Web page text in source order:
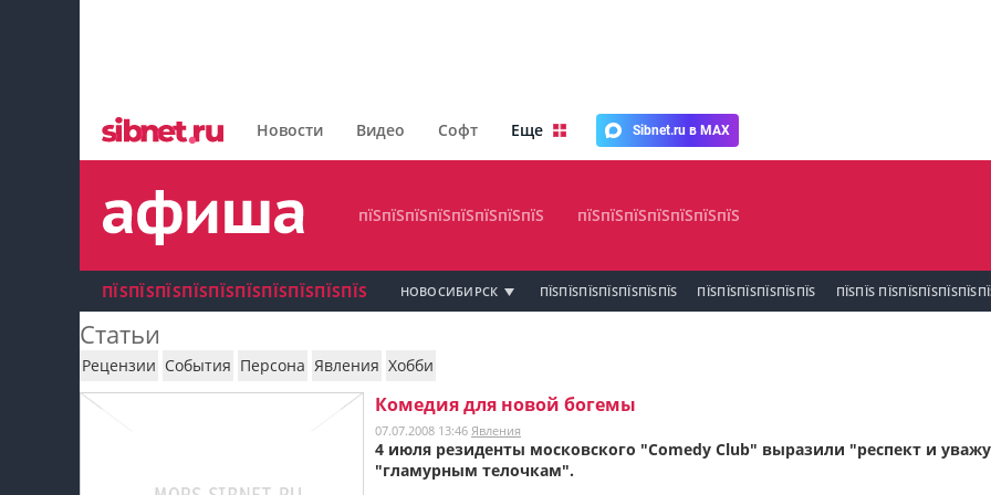
Новости Видео Софт Еще Sibnet.ru в MAX
пїЅпїЅпїЅпїЅпїЅпїЅпїЅпїЅ
пїЅпїЅпїЅпїЅпїЅпїЅпїЅ
пїЅпїЅпїЅ пїЅпїЅпїЅпїЅпїЅпїЅпїЅ пїЅпїЅ
пїЅпїЅпїЅ пїЅпїЅпїЅпїЅпїЅпїЅпїЅ
пїЅпїЅпїЅпїЅпїЅпїЅпїЅпїЅ пїЅпїЅпїЅпїЅпїЅпїЅпїЅ
ПЇЅПЇЅПЇЅПЇЅПЇЅПЇЅПЇЅПЇЅПЇЅПЇЅ НОВОСИБИРСК ПЇЅПЇЅПЇЅПЇЅПЇЅПЇЅПЇЅ ПЇЅПЇЅПЇЅПЇЅПЇЅПЇЅ ПЇЅПЇЅ
Статьи
Рецензии События Персона Явления Хобби
Комедия для новой богемы
07.07.2008 13:46 Явления
4 июля резиденты московского "Comedy Club" выразили "респект и
"гламурным телочкам".